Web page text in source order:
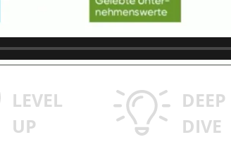
LEVEL
UP
DEEP
DIVE